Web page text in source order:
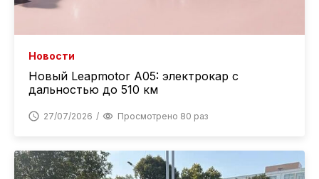
Новости
Новый Leapmotor A05: электрокар с
дальностью до 510 км
27/07/2026 Просмотрено 80 раз